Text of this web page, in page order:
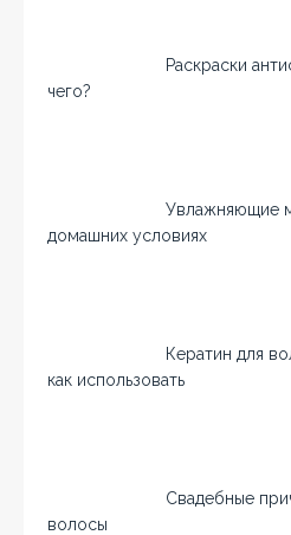
Раскраски
чего?
Увлажняющие
домашних условиях
Кератин для
как использовать
Свадебные
волосы